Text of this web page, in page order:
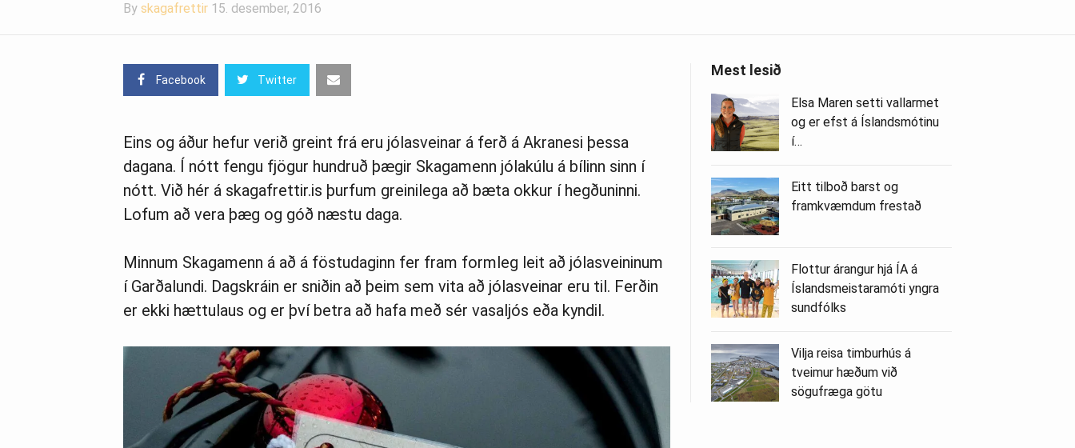
By skagafrettir 15. desember, 2016
Facebook Twitter
Eins og áður hefur verið greint frá eru jólasveinar á ferð á Akranesi þessa
dagana. Í nótt fengu fjögur hundruð þægir Skagamenn jólakúlu á bílinn sinn í
nótt. Við hér á skagafrettir.is þurfum greinilega að bæta okkur í hegðuninni.
Lofum að vera þæg og góð næstu daga.
Minnum Skagamenn á að á föstudaginn fer fram formleg leit að jólasveininum
í Garðalundi. Dagskráin er sniðin að þeim sem vita að jólasveinar eru til. Ferðin
er ekki hættulaus og er því betra að hafa með sér vasaljós eða kyndil.
Mest lesið
Elsa Maren setti vallarmet
og er efst á Íslandsmótinu
í…
Eitt tilboð barst og
framkvæmdum frestað
Flottur árangur hjá ÍA á
Íslandsmeistaramóti yngra
sundfólks
Vilja reisa timburhús á
tveimur hæðum við
sögufræga götu